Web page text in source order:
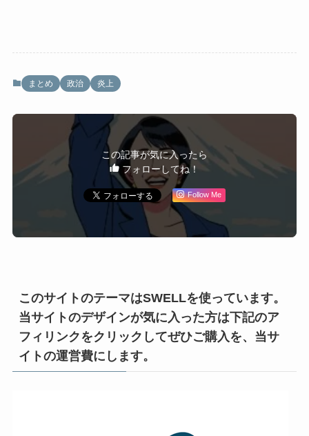
まとめ 政治 炎上
この記事が気に入ったら
フォローしてね！
Follow Me
このサイトのテーマはSWELLを使っています。
当サイトのデザインが気に入った方は下記のア
フィリンクをクリックしてぜひご購入を、当サ
イトの運営費にします。